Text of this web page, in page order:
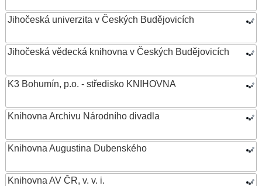
Jihočeská univerzita v Českých Budějovicích
Jihočeská vědecká knihovna v Českých Budějovicích
K3 Bohumín, p.o. - středisko KNIHOVNA
Knihovna Archivu Národního divadla
Knihovna Augustina Dubenského
Knihovna AV ČR, v. v. i.